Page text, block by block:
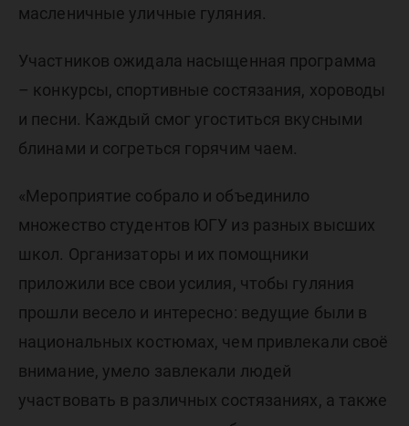
масленичные уличные гуляния.
Участников ожидала насыщенная программа
– конкурсы, спортивные состязания, хороводы
и песни. Каждый смог угоститься вкусными
блинами и согреться горячим чаем.
«Мероприятие собрало и объединило
множество студентов ЮГУ из разных высших
школ. Организаторы и их помощники
приложили все свои усилия, чтобы гуляния
прошли весело и интересно: ведущие были в
национальных костюмах, чем привлекали своё
внимание, умело завлекали людей
участвовать в различных состязаниях, а также